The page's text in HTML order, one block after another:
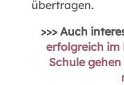
übertragen.
>>> Auch
erfolgreich im
Schule